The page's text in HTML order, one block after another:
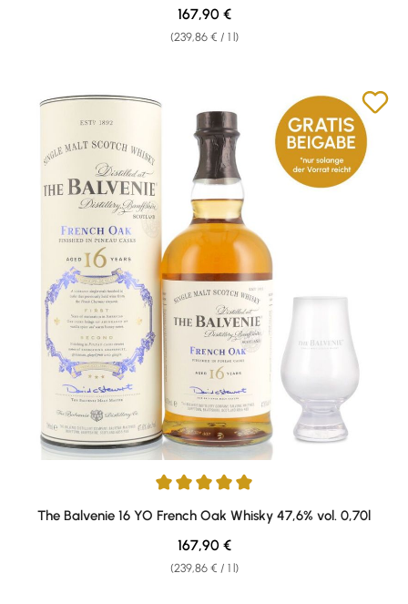
(239,86 € / 1 l)
Regular price:
167,90 €
Average rating of 5 out of 5 stars
The Balvenie 16 YO French Oak Whisky 47,6% vol. 0,70l
(239,86 € / 1 l)
Regular price:
167,90 €